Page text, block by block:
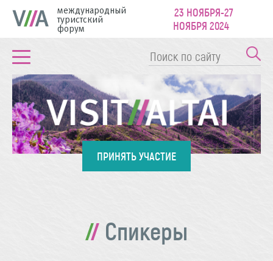
международный
туристский
форум
23 НОЯБРЯ-27
НОЯБРЯ 2024
ПРИНЯТЬ УЧАСТИЕ
Спикеры